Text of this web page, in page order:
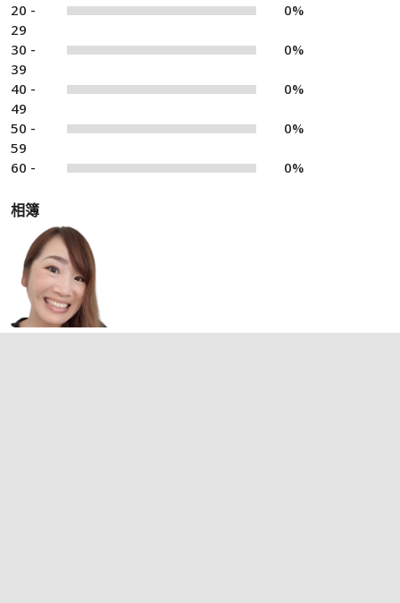
20 -
29
0%
30 -
39
0%
40 -
49
0%
50 -
59
0%
60 - 0%
相簿